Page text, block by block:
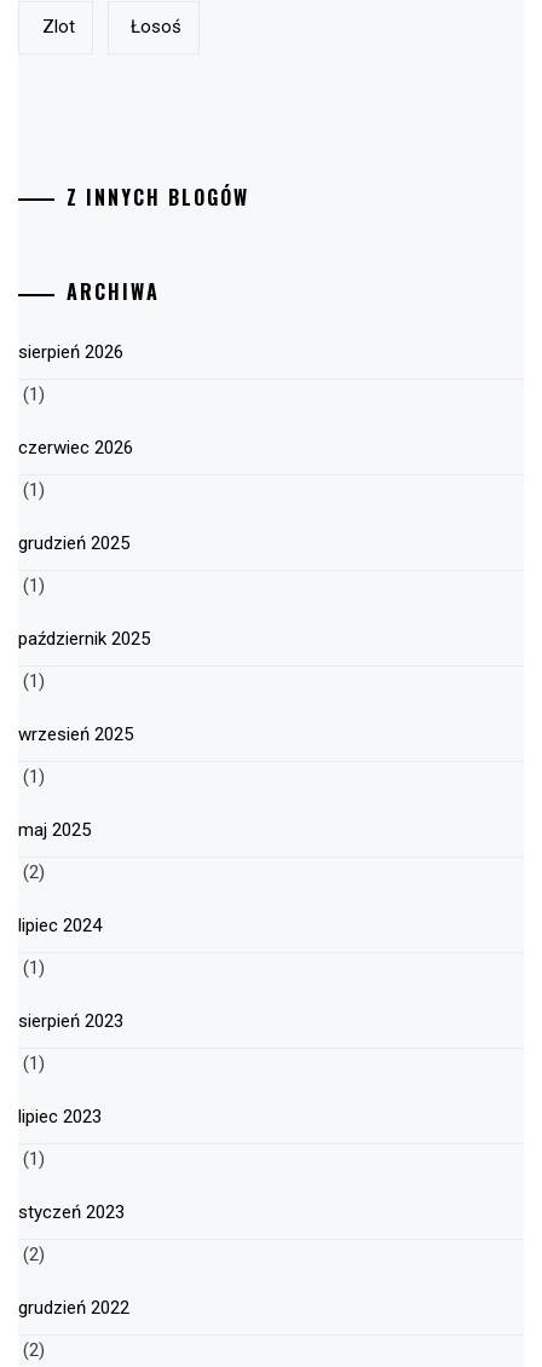
Zlot Łosoś
Z INNYCH BLOGÓW
ARCHIWA
sierpień 2026
(1)
czerwiec 2026
(1)
grudzień 2025
(1)
październik 2025
(1)
wrzesień 2025
(1)
maj 2025
(2)
lipiec 2024
(1)
sierpień 2023
(1)
lipiec 2023
(1)
styczeń 2023
(2)
grudzień 2022
(2)